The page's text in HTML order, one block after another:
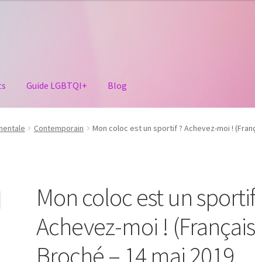
Guide LGBTQI+ Blog
Contemporain Mon coloc est un sportif ? Achevez-moi !
Mon coloc est un
Achevez-moi !
Broché – 14 mai 2019